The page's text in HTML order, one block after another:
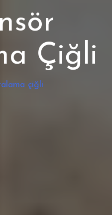
Çiğli
çiğli